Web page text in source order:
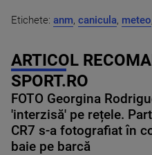
Etichete: anm, canicula, meteo
ARTICOL
SPORT.RO
FOTO Georgina
'interzisă' pe rețele.
CR7 s-a fotografiat în
baie pe barcă